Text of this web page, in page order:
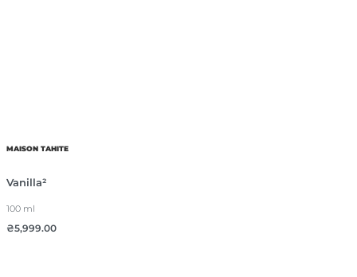
MAISON TAHITE
Vanilla²
100 ml
₴5,999.00